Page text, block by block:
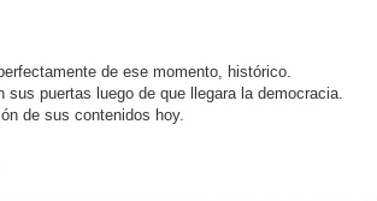
de ese momento, histórico.
sus puertas luego de que llegara la democracia.
de sus contenidos hoy.